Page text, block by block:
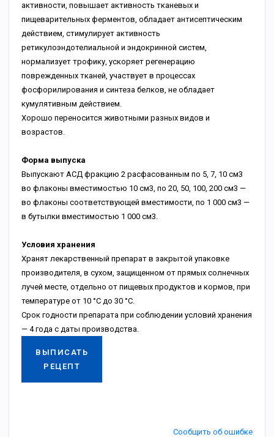
активности, повышает активность тканевых и
пищеварительных ферментов, обладает антисептическим
действием, стимулирует активность
ретикулоэндотелиальной и эндокринной систем,
нормализует трофику, ускоряет регенерацию
поврежденных тканей, участвует в процессах
фосфорилирования и синтеза белков, не обладает
кумулятивным действием.
Хорошо переносится животными разных видов и
возрастов.
Форма выпуска
Выпускают АСД фракцию 2 расфасованным по 5, 7, 10 см3
во флаконы вместимостью 10 см3, по 20, 50, 100, 200 см3 —
во флаконы соответствующей вместимости, по 1 000 см3 —
в бутылки вместимостью 1 000 см3.
Условия хранения
Хранят лекарственный препарат в закрытой упаковке
производителя, в сухом, защищенном от прямых солнечных
лучей месте, отдельно от пищевых продуктов и кормов, при
температуре от 10 °C до 30 °C.
Срок годности препарата при соблюдении условий хранения
— 4 года с даты производства.
ВЫПИСАТЬ
РЕЦЕПТ
Сообщить об ошибке